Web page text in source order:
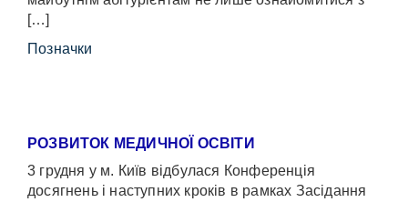
[…]
Позначки
РОЗВИТОК МЕДИЧНОЇ ОСВІТИ
3 грудня у м. Київ відбулася Конференція
досягнень і наступних кроків в рамках Засідання